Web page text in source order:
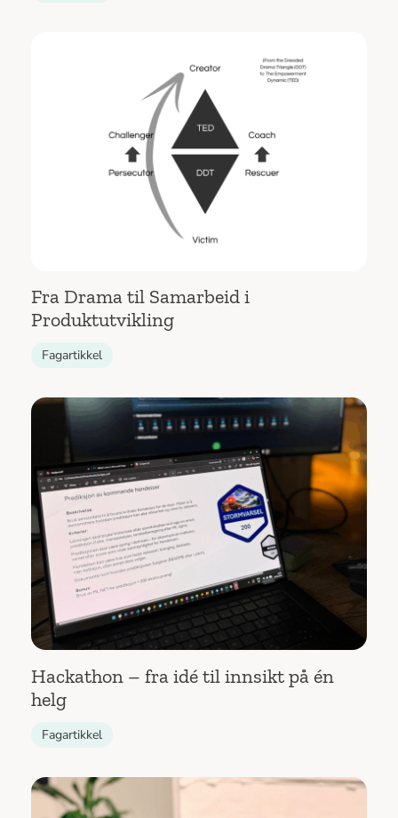
Fra Drama til Samarbeid i
Produktutvikling
Fagartikkel
Hackathon – fra idé til innsikt på én
helg
Fagartikkel